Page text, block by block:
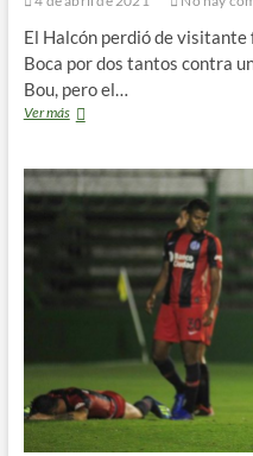
El Halcón perdió de
Boca por dos tantos contra
Bou, pero el…
Ver másUNA
DUELE